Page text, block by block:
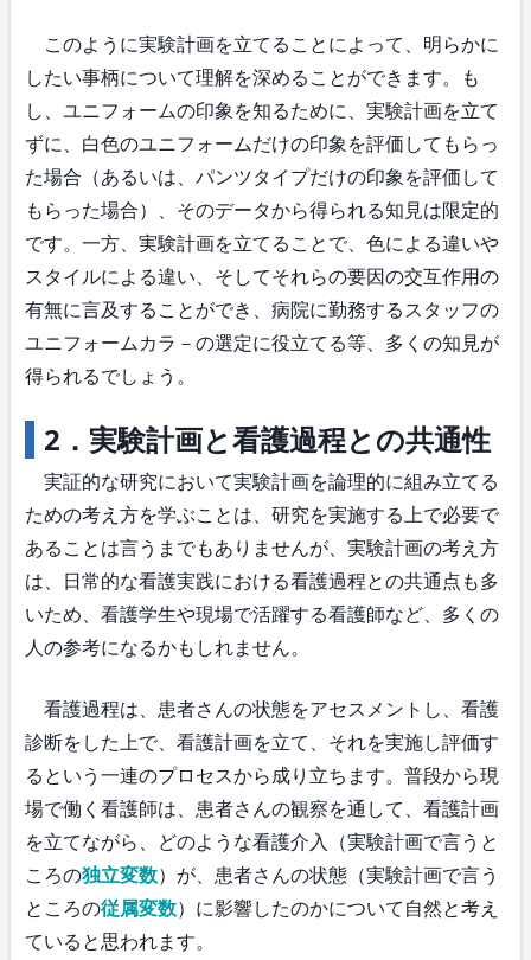
このように実験計画を立てることによって、明らかに
したい事柄について理解を深めることができます。も
し、ユニフォームの印象を知るために、実験計画を立て
ずに、白色のユニフォームだけの印象を評価してもらっ
た場合（あるいは、パンツタイプだけの印象を評価して
もらった場合）、そのデータから得られる知見は限定的
です。一方、実験計画を立てることで、色による違いや
スタイルによる違い、そしてそれらの要因の交互作用の
有無に言及することができ、病院に勤務するスタッフの
ユニフォームカラ－の選定に役立てる等、多くの知見が
得られるでしょう。
2．実験計画と看護過程との共通性
実証的な研究において実験計画を論理的に組み立てる
ための考え方を学ぶことは、研究を実施する上で必要で
あることは言うまでもありませんが、実験計画の考え方
は、日常的な看護実践における看護過程との共通点も多
いため、看護学生や現場で活躍する看護師など、多くの
人の参考になるかもしれません。
看護過程は、患者さんの状態をアセスメントし、看護
診断をした上で、看護計画を立て、それを実施し評価す
るという一連のプロセスから成り立ちます。普段から現
場で働く看護師は、患者さんの観察を通して、看護計画
を立てながら、どのような看護介入（実験計画で言うと
ころの独立変数）が、患者さんの状態（実験計画で言う
ところの従属変数）に影響したのかについて自然と考え
ていると思われます。